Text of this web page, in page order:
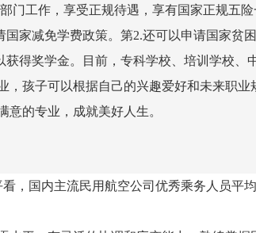
门工作，享受正规待遇，享有国家正规五险
家减免学费政策。第2.还可以申请国家贫困
得奖学金。目前，专科学校、培训学校、
，孩子可以根据自己的兴趣爱好和未来职业
的专业，成就美好人生。
，国内主流民用航空公司优秀乘务人员平均